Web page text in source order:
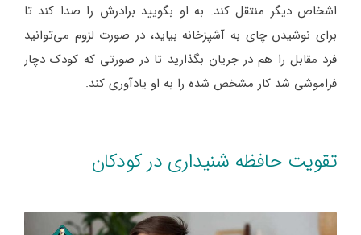
اشخاص دیگر منتقل کند. به او بگویید برادرش را صدا کند تا
برای نوشیدن چای به آشپزخانه بیاید، در صورت لزوم می‌توانید
فرد مقابل را هم در جریان بگذارید تا در صورتی که کودک دچار
فراموشی شد کار مشخص شده را به او یادآوری کند.
تقویت حافظه شنیداری در کودکان